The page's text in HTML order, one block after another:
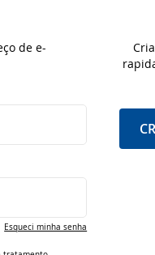
de e-
Esqueci minha senha